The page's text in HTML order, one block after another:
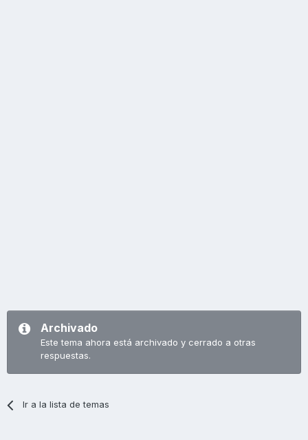
Archivado
Este tema ahora está archivado y cerrado a otras
respuestas.
Ir a la lista de temas